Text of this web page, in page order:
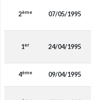
2ème 07/05/1995
1er 24/04/1995
4ème 09/04/1995